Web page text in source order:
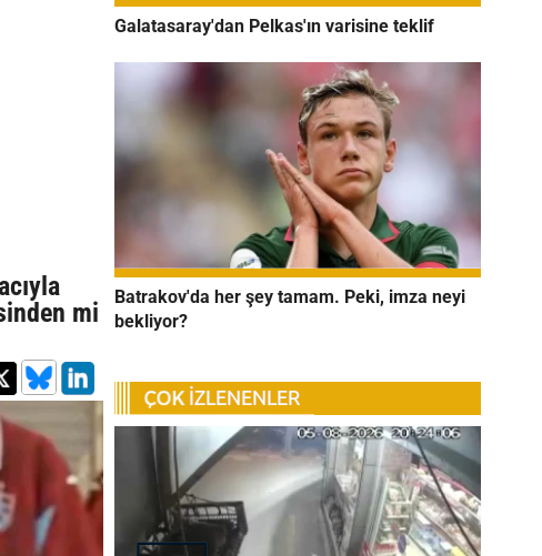
mi
Galatasaray'dan Pelkas'ın varisine teklif
Batrakov'da her şey tamam. Peki, imza neyi
bekliyor?